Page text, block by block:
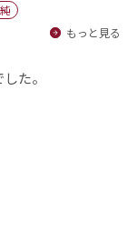
もっと見る
た。